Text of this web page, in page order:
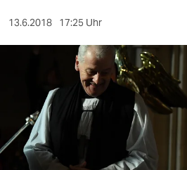
sport
wahrheit
13.6.2018 17:25 Uhr